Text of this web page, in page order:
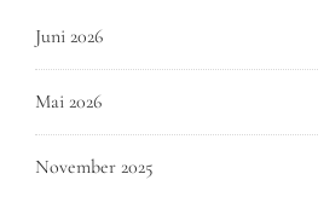
Juni 2026
Mai 2026
November 2025